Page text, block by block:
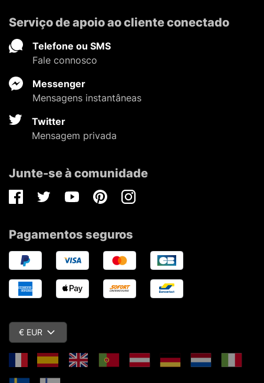
Serviço de apoio ao cliente conectado
Telefone ou SMS
Fale connosco
Messenger
Mensagens instantâneas
Twitter
Mensagem privada
Junte-se à comunidade
FacebookTwitterYoutubePinterestInstagram
Pagamentos seguros
€ EUR